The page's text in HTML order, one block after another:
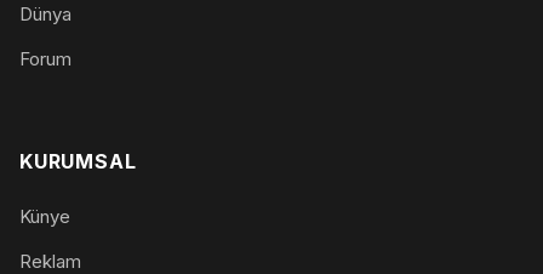
Dünya
Forum
KURUMSAL
Künye
Reklam